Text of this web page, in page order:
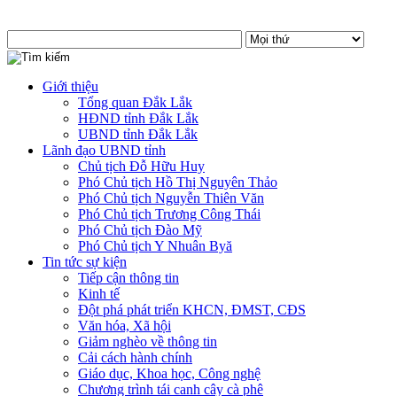
Giới thiệu
Tổng quan Đắk Lắk
HĐND tỉnh Đắk Lắk
UBND tỉnh Đắk Lắk
Lãnh đạo UBND tỉnh
Chủ tịch Đỗ Hữu Huy
Phó Chủ tịch Hồ Thị Nguyên Thảo
Phó Chủ tịch Nguyễn Thiên Văn
Phó Chủ tịch Trương Công Thái
Phó Chủ tịch Đào Mỹ
Phó Chủ tịch Y Nhuân Byă
Tin tức sự kiện
Tiếp cận thông tin
Kinh tế
Đột phá phát triển KHCN, ĐMST, CĐS
Văn hóa, Xã hội
Giảm nghèo về thông tin
Cải cách hành chính
Giáo dục, Khoa học, Công nghệ
Chương trình tái canh cây cà phê